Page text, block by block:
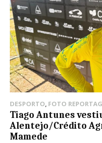
DESPORTO, FOTO
Tiago Antunes
Alentejo/Crédito
Mamede